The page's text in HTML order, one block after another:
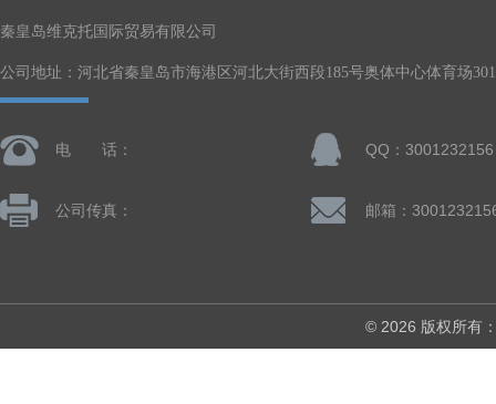
秦皇岛维克托国际贸易有限公司
公司地址：河北省秦皇岛市海港区河北大街西段185号奥体中心体育场
电 话： QQ：3001232156
公司传真： 邮箱：
© 2026 版权所有